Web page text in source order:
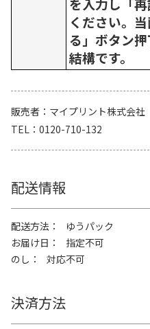
を入力し「
ください。
る」ボタン
結構です。
販売者
マイプリント株式会社
TEL
0120-710-132
配送情報
配送方法
ゆうパック
お届け日
指定不可
のし
対応不可
決済方法